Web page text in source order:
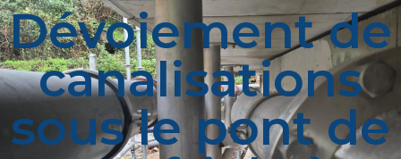
Dévoiement de
canalisations
sous le pont de